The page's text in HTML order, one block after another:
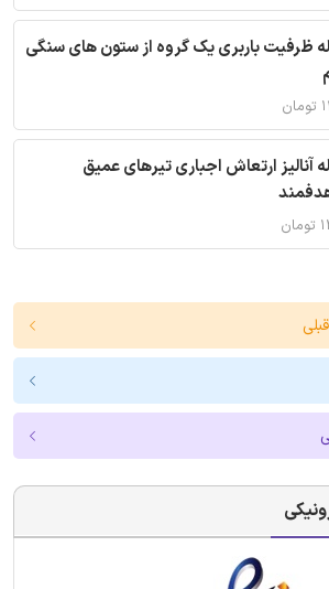
ظرفیت باربری یک گروه از ستون های سنگی
آنالیز ارتعاش اجباری تیرهای عمیق